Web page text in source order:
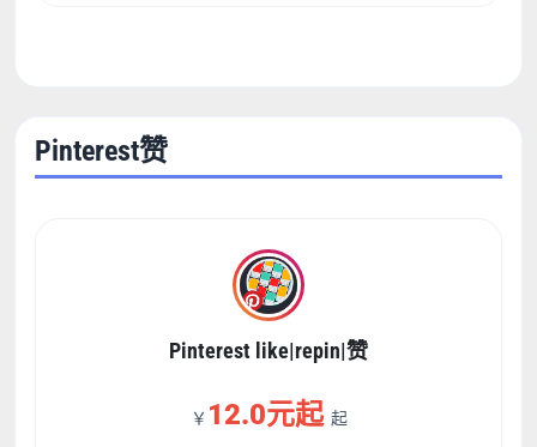
Pinterest赞
Pinterest like|repin|赞
￥ 12.0元起 起